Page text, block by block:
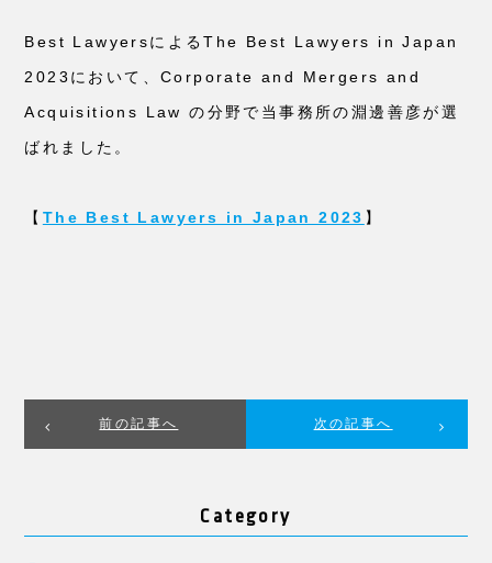
Best LawyersによるThe Best Lawyers in Japan
2023において、Corporate and Mergers and
Acquisitions Law の分野で当事務所の淵邊善彦が選
ばれました。
【 The Best Lawyers in Japan 2023 】
前の記事へ 次の記事へ
Category